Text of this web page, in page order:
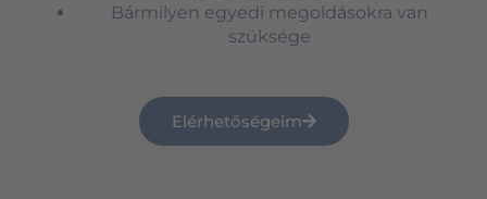
Bármilyen egyedi megoldásokra van
szüksége
Elérhetőségeim